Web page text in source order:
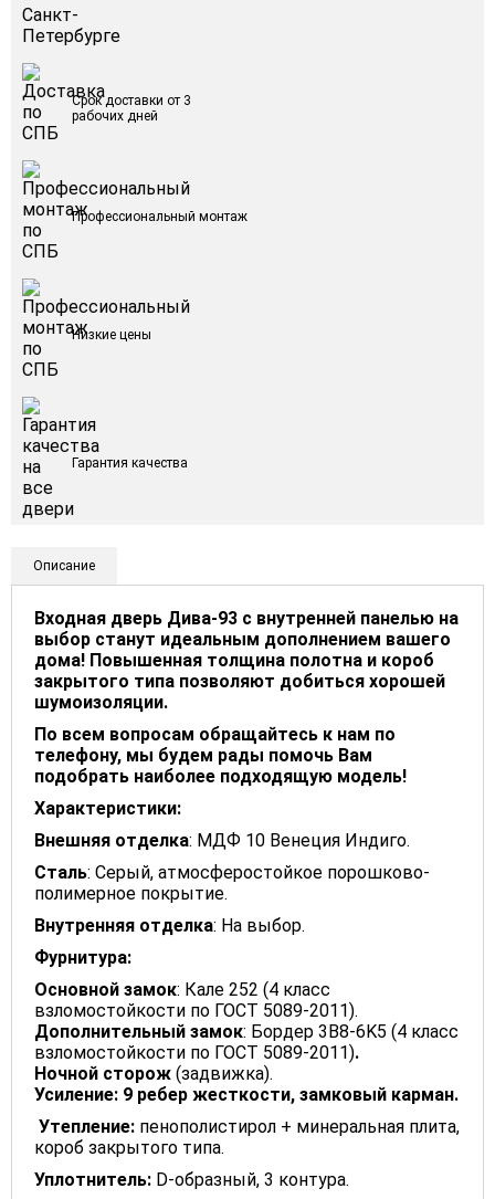
Срок доставки от 3
рабочих дней
Профессиональный монтаж
Низкие цены
Гарантия качества
Описание
Входная дверь Дива-93 с внутренней панелью на
выбор станут идеальным дополнением вашего
дома! Повышенная толщина полотна и короб
закрытого типа позволяют добиться хорошей
шумоизоляции.
По всем вопросам обращайтесь к нам по
телефону, мы будем рады помочь Вам
подобрать наиболее подходящую модель!
Характеристики:
Внешняя отделка: МДФ 10 Венеция Индиго.
Сталь: Серый, атмосферостойкое порошково-
полимерное покрытие.
Внутренняя отделка: На выбор.
Фурнитура:
Основной замок: Кале 252 (4 класс
взломостойкости по ГОСТ 5089-2011).
Дополнительный замок: Бордер 3B8-6K5 (4 класс
взломостойкости по ГОСТ 5089-2011).
Ночной сторож (задвижка).
Усиление: 9 ребер жесткости, замковый карман.
Утепление: пенополистирол + минеральная плита,
короб закрытого типа.
Уплотнитель: D-образный, 3 контура.